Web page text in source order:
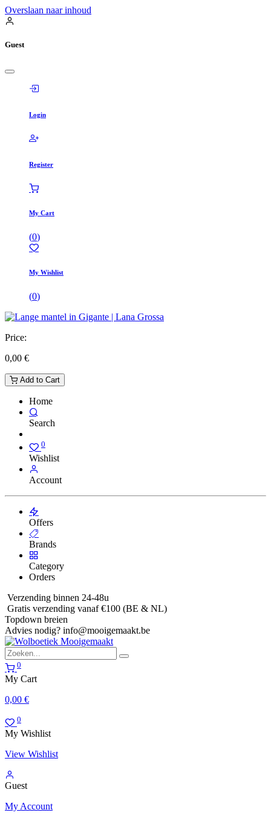
Overslaan naar inhoud
Guest
Login
Register
My Cart
(0)
My Wishlist
(0)
Price:
0,00 €
Add to Cart
Home
Search
0
Wishlist
Account
Offers
Brands
Category
Orders
Verzending binnen 24-48u
Gratis verzending vanaf €100 (BE & NL)
Topdown breien
Advies nodig? info@mooigemaakt.be
0
My Cart
0,00 €
0
My Wishlist
View Wishlist
Guest
My Account